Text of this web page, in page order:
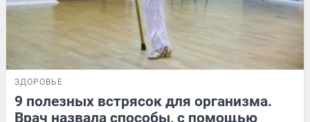
ЗДОРОВЬЕ
9 полезных встрясок для организма.
Врач назвала способы, с помощью